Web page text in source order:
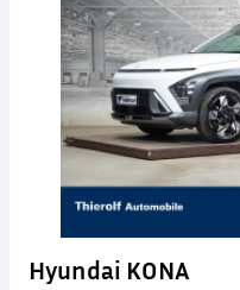
Hyundai KONA